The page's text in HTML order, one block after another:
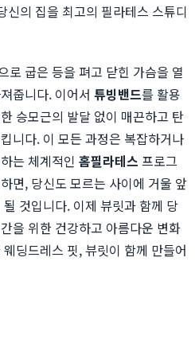
신의 집을 최고의 필라테스 스튜디
로 굽은 등을 펴고 닫힌 가슴을 열
줍니다. 이어서 튜빙밴드를 활용
승모근의 발달 없이 매끈하고 탄
니다. 이 모든 과정은 복잡하거나
는 체계적인 홈필라테스 프로그
면, 당신도 모르는 사이에 거울 앞
것입니다. 이제 뷰릿과 함께 당
을 위한 건강하고 아름다운 변화
딩드레스 핏, 뷰릿이 함께 만들어